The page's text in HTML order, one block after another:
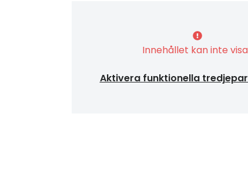
Innehållet kan inte
Aktivera funktionella